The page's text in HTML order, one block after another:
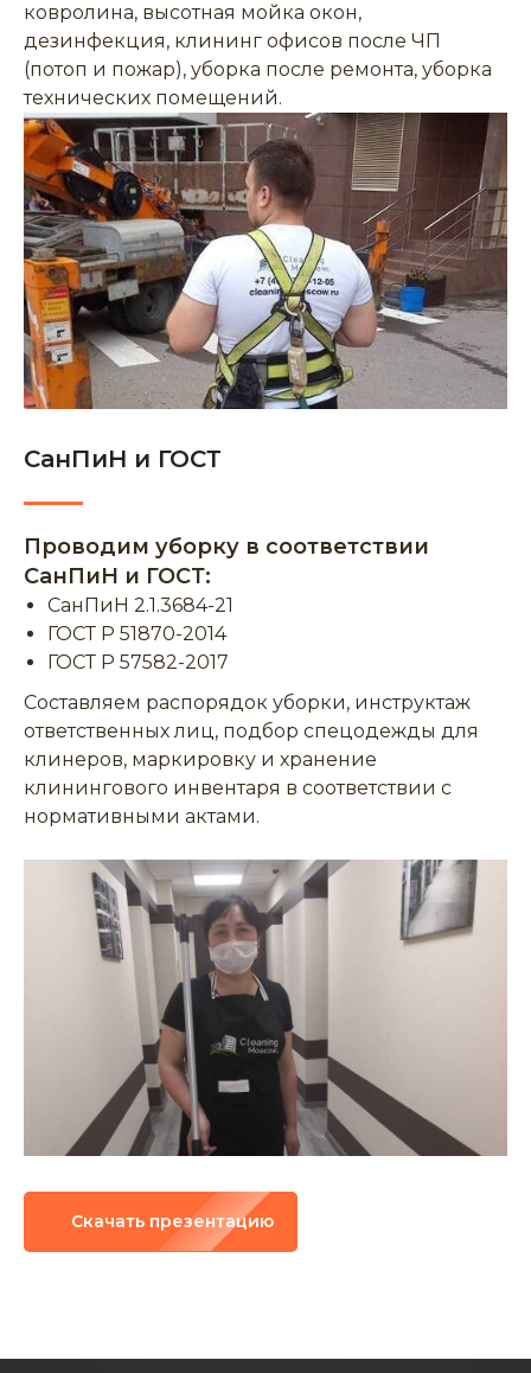
ковролина, высотная мойка окон,
дезинфекция, клининг офисов после ЧП
(потоп и пожар), уборка после ремонта, уборка
технических помещений.
СанПиН и ГОСТ
Проводим уборку в соответствии
СанПиН и ГОСТ:
СанПиН 2.1.3684-21
ГОСТ Р 51870-2014
ГОСТ Р 57582-2017
Составляем распорядок уборки, инструктаж
ответственных лиц, подбор спецодежды для
клинеров, маркировку и хранение
клинингового инвентаря в соответствии с
нормативными актами.
Скачать презентацию